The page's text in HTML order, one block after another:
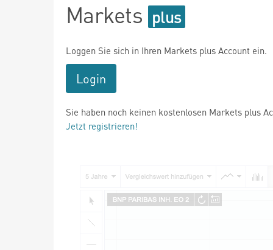
Markets
Loggen Sie sich in Ihren Markets plus Account ein.
Login
Sie haben noch keinen kostenlosen Markets plus
Jetzt registrieren!